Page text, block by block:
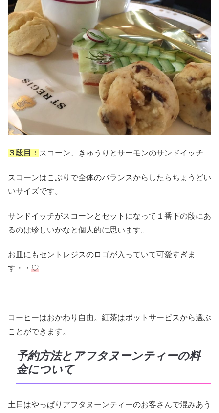
３段目： スコーン、きゅうりとサーモンのサンドイッチ
スコーンはこぶりで全体のバランスからしたらちょうどい
いサイズです。
サンドイッチがスコーンとセットになって１番下の段にあ
るのは珍しいかなと個人的に思います。
お皿にもセントレジスのロゴが入っていて可愛すぎま
す・・ ♡
コーヒーはおかわり自由。紅茶はポットサービスから選ぶ
ことができます。
予約方法とアフタヌーンティーの料
金について
土日はやっぱりアフタヌーンティーのお客さんで混みあう